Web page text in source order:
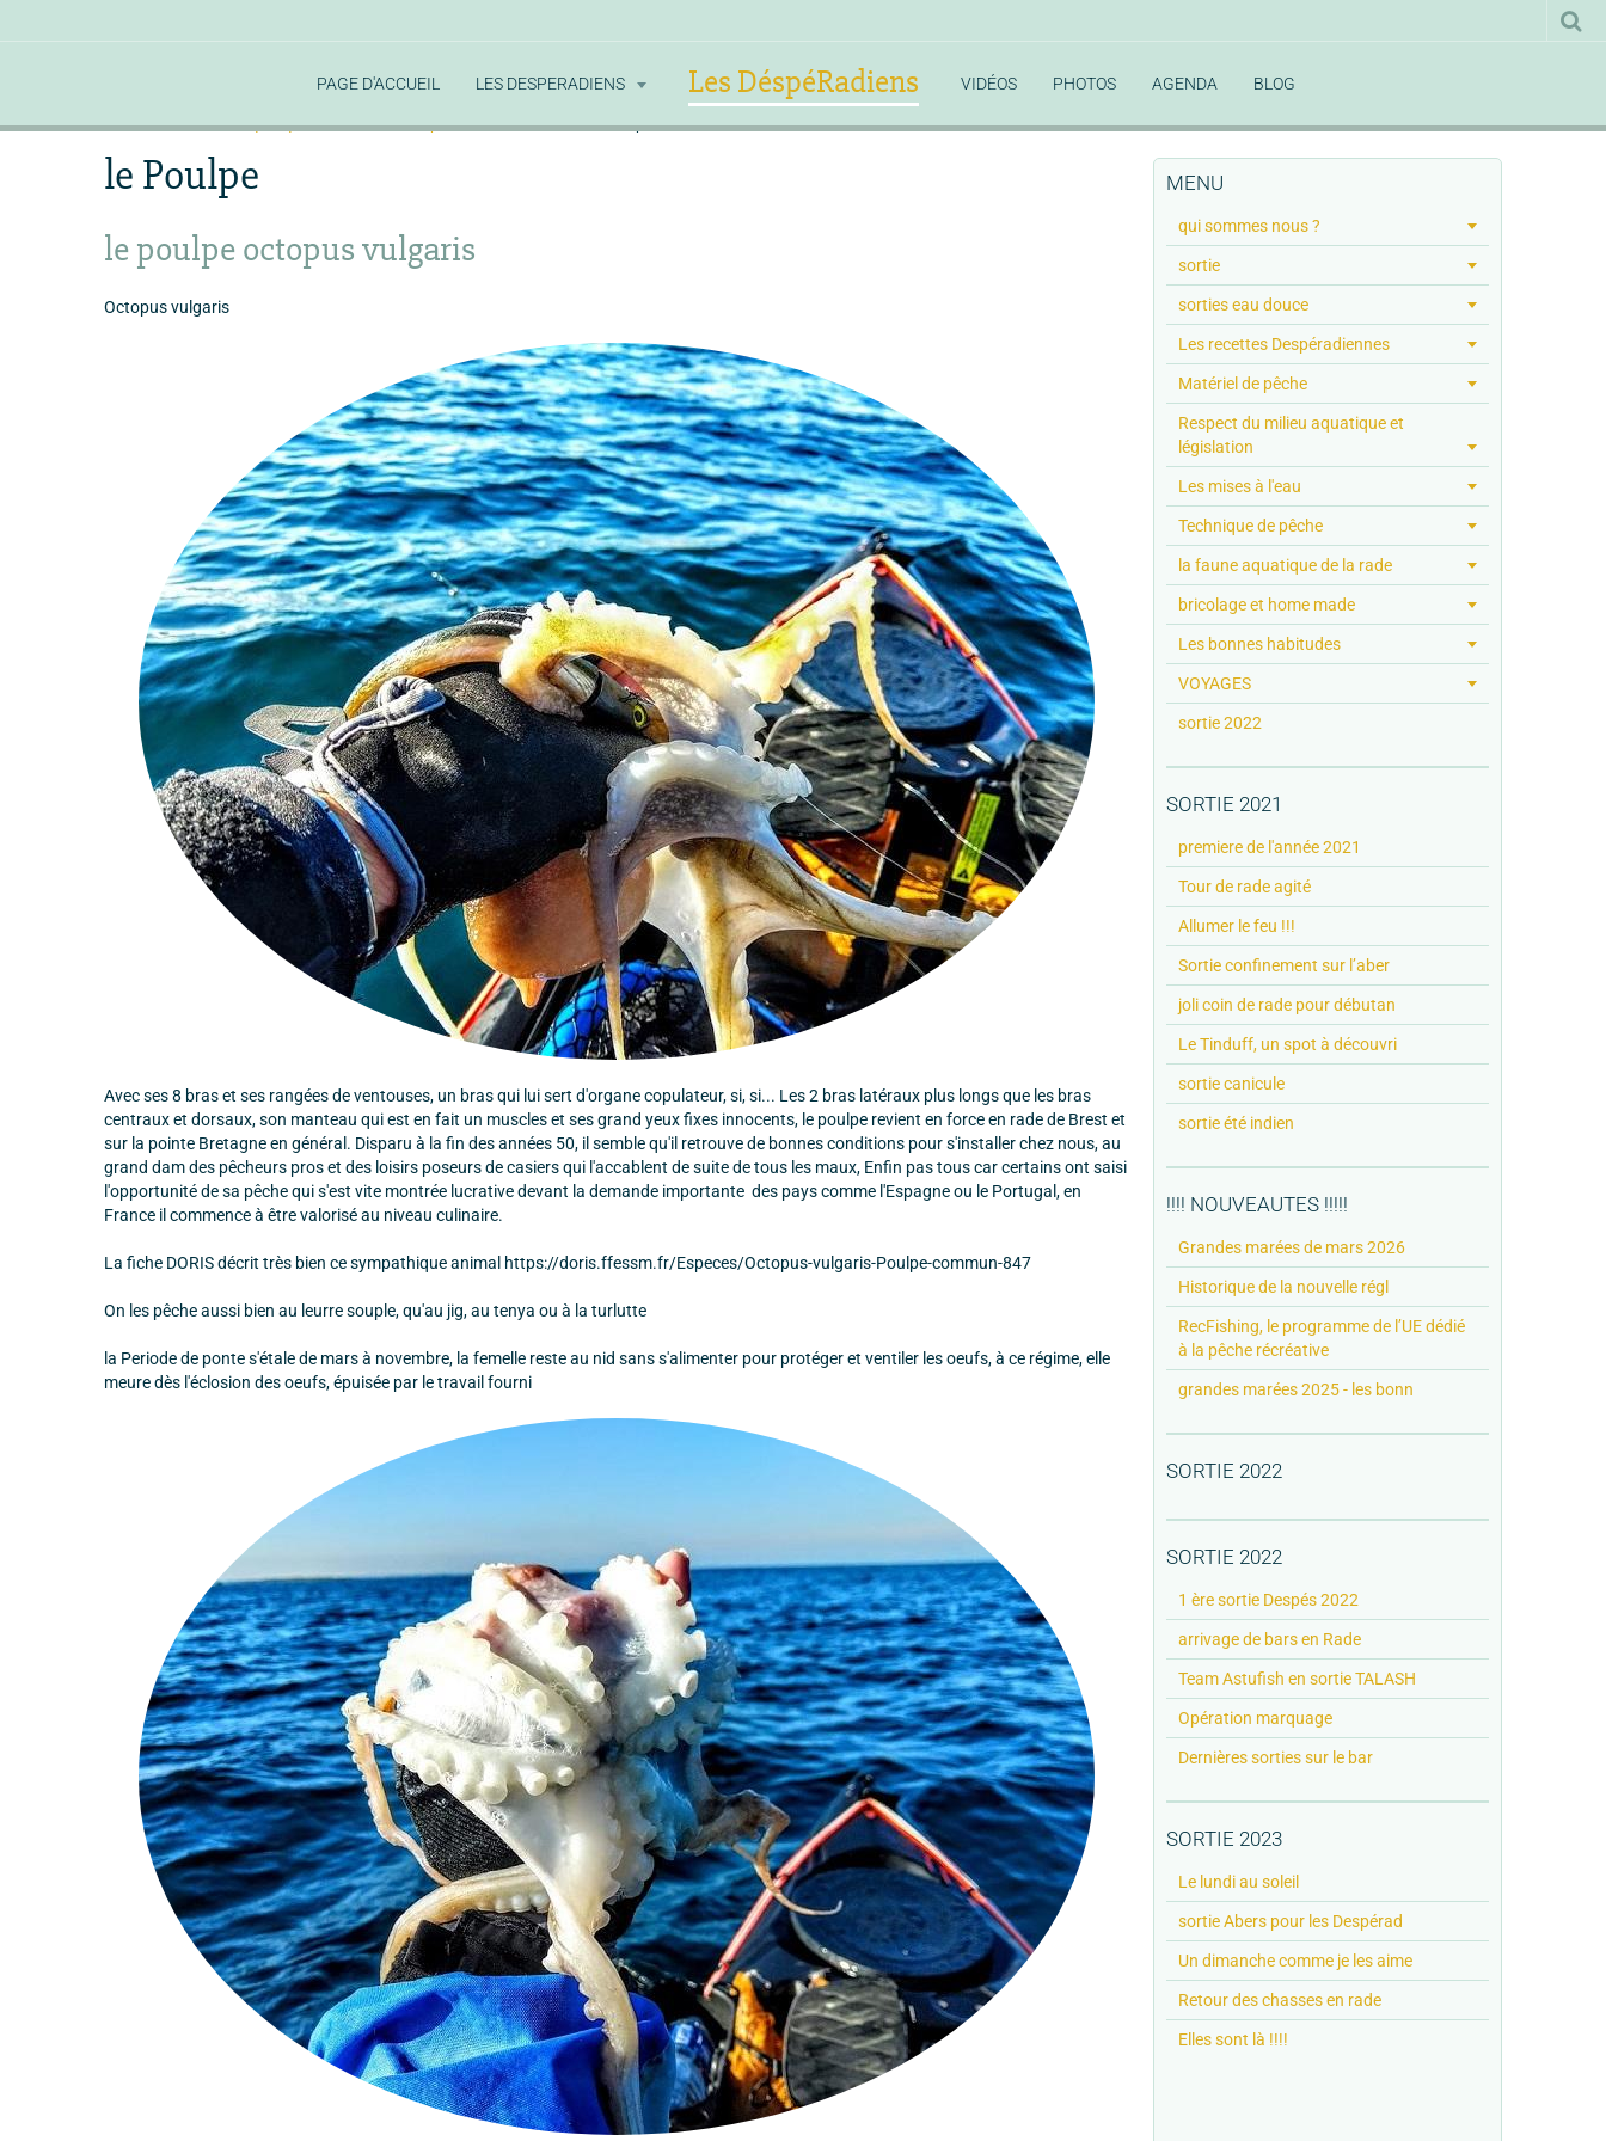
PAGE D'ACCUEIL LES DESPERADIENS Les DéspéRadiens VIDÉOS PHOTOS AGENDA BLOG
Accueil la faune aquatique de la rade les poissons de la rade le Poulpe
le Poulpe
le poulpe octopus vulgaris
Octopus vulgaris
Avec ses 8 bras et ses rangées de ventouses, un bras qui lui sert d'organe copulateur, si, si... Les 2 bras latéraux plus longs que les bras
centraux et dorsaux, son manteau qui est en fait un muscles et ses grand yeux fixes innocents, le poulpe revient en force en rade de Brest et
sur la pointe Bretagne en général. Disparu à la fin des années 50, il semble qu'il retrouve de bonnes conditions pour s'installer chez nous, au
grand dam des pêcheurs pros et des loisirs poseurs de casiers qui l'accablent de suite de tous les maux, Enfin pas tous car certains ont saisi
l'opportunité de sa pêche qui s'est vite montrée lucrative devant la demande importante des pays comme l'Espagne ou le Portugal, en
France il commence à être valorisé au niveau culinaire.
La fiche DORIS décrit très bien ce sympathique animal https://doris.ffessm.fr/Especes/Octopus-vulgaris-Poulpe-commun-847
On les pêche aussi bien au leurre souple, qu'au jig, au tenya ou à la turlutte
la Periode de ponte s'étale de mars à novembre, la femelle reste au nid sans s'alimenter pour protéger et ventiler les oeufs, à ce régime, elle
meure dès l'éclosion des oeufs, épuisée par le travail fourni
MENU
qui sommes nous ?
sortie
sorties eau douce
Les recettes Despéradiennes
Matériel de pêche
Respect du milieu aquatique et
législation
Les mises à l'eau
Technique de pêche
la faune aquatique de la rade
bricolage et home made
Les bonnes habitudes
VOYAGES
sortie 2022
SORTIE 2021
premiere de l'année 2021
Tour de rade agité
Allumer le feu !!!
Sortie confinement sur l’aber
joli coin de rade pour débutan
Le Tinduff, un spot à découvri
sortie canicule
sortie été indien
!!!! NOUVEAUTES !!!!!
Grandes marées de mars 2026
Historique de la nouvelle régl
RecFishing, le programme de l’UE dédié
à la pêche récréative
grandes marées 2025 - les bonn
SORTIE 2022
SORTIE 2022
1 ère sortie Despés 2022
arrivage de bars en Rade
Team Astufish en sortie TALASH
Opération marquage
Dernières sorties sur le bar
SORTIE 2023
Le lundi au soleil
sortie Abers pour les Despérad
Un dimanche comme je les aime
Retour des chasses en rade
Elles sont là !!!!